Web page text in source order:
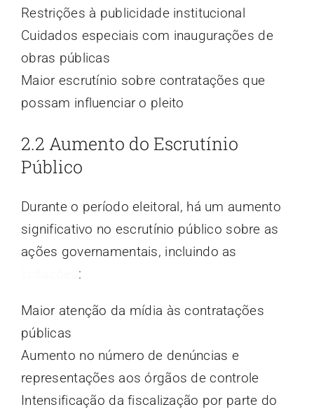
Restrições à publicidade institucional
Cuidados especiais com inaugurações de
obras públicas
Maior escrutínio sobre contratações que
possam influenciar o pleito
2.2 Aumento do Escrutínio
Público
Durante o período eleitoral, há um aumento
significativo no escrutínio público sobre as
ações governamentais, incluindo as
:
Maior atenção da mídia às contratações
públicas
Aumento no número de denúncias e
representações aos órgãos de controle
Intensificação da fiscalização por parte do